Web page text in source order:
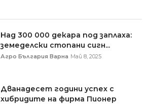
Над 300 000 декара под заплаха:
земеделски стопани сигн...
Агро България Варна Май 8, 2025
Дванадесет години успех с
хибридите на фирма Пионер